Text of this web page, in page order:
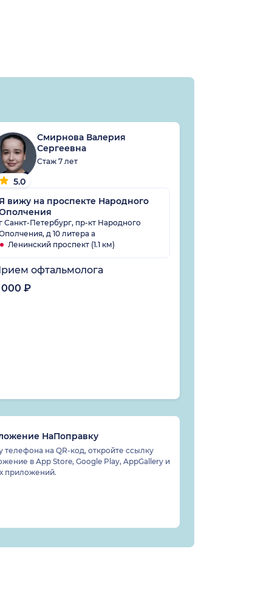
5.0
Смирнова Валерия
Сергеевна
Стаж 7 лет
вижу на проспекте Народного
г Санкт-Петербург, пр-кт Народного
д 10 литера а
Ленинский проспект (1.1 км)
офтальмолога
000 ₽
НаПоправку
телефона на QR-код, откройте ссылку
в App Store, Google Play, AppGallery и
приложений.